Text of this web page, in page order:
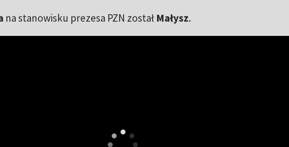
na stanowisku prezesa PZN został Małysz.